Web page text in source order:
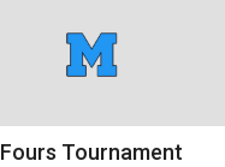
Fours Tournament